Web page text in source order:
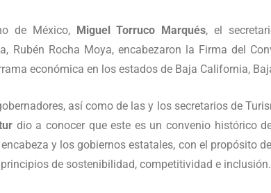
de México, Miguel Torruco Marqués, el
Rubén Rocha Moya, encabezaron la Firma del
económica en los estados de Baja California,
así como de las y los secretarios de
dio a conocer que este es un convenio histórico
y los gobiernos estatales, con el propósito
de sostenibilidad, competitividad e inclusión.